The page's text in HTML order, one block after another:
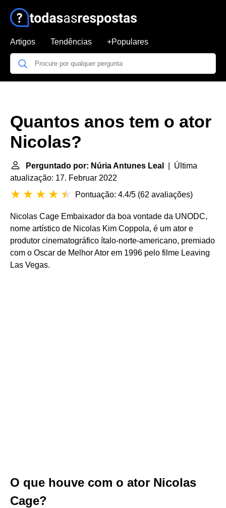
Artigos Tendências +Populares
Quantos anos tem o ator
Nicolas?
Perguntado por: Núria Antunes Leal
| Última
atualização: 17. Februar 2022
Pontuação: 4.4/5 (62 avaliações)
Nicolas Cage Embaixador da boa vontade da UNODC,
nome artístico de Nicolas Kim Coppola, é um ator e
produtor cinematográfico ítalo-norte-americano, premiado
com o Oscar de Melhor Ator em 1996 pelo filme Leaving
Las Vegas.
O que houve com o ator Nicolas
Cage?